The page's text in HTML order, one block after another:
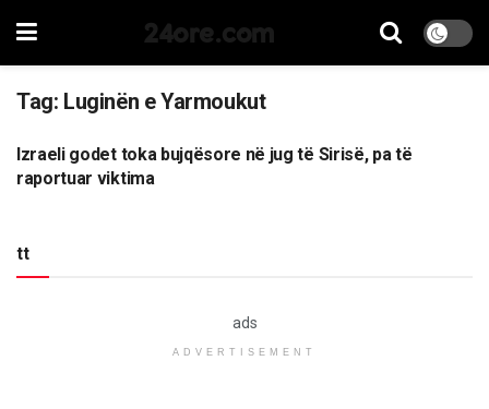
24ore.com
Tag: Luginën e Yarmoukut
BOTË
Izraeli godet toka bujqësore në jug të Sirisë, pa të
raportuar viktima
tt
ads
ADVERTISEMENT